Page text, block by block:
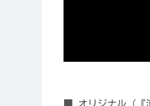
■ オリジナル（『